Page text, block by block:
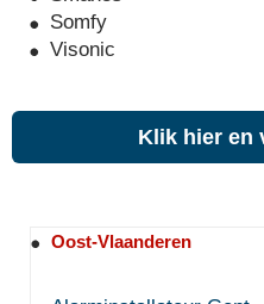
Somfy
Visonic
Klik hier en
Oost-Vlaanderen